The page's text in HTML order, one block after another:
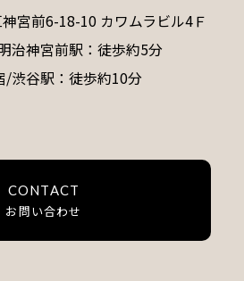
宮前6-18-10 カワムラビル4Ｆ
治神宮前駅：徒歩約5分
渋谷駅：徒歩約10分
CONTACT
お問い合わせ